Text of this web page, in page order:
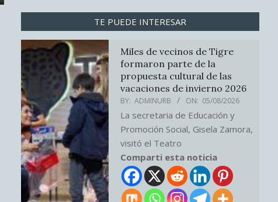
TE PUEDE INTERESAR
Miles de vecinos de Tigre
formaron parte de la
propuesta cultural de las
vacaciones de invierno 2026
BY: ADMINURB ON: 05/08/2026
La secretaria de Educación y
Promoción Social, Gisela Zamora,
visitó el Teatro
Comparti esta noticia